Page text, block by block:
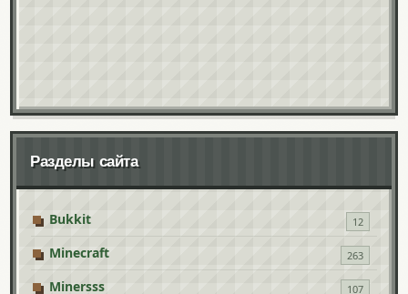
Разделы сайта
Bukkit 12
Minecraft 263
Minersss 107